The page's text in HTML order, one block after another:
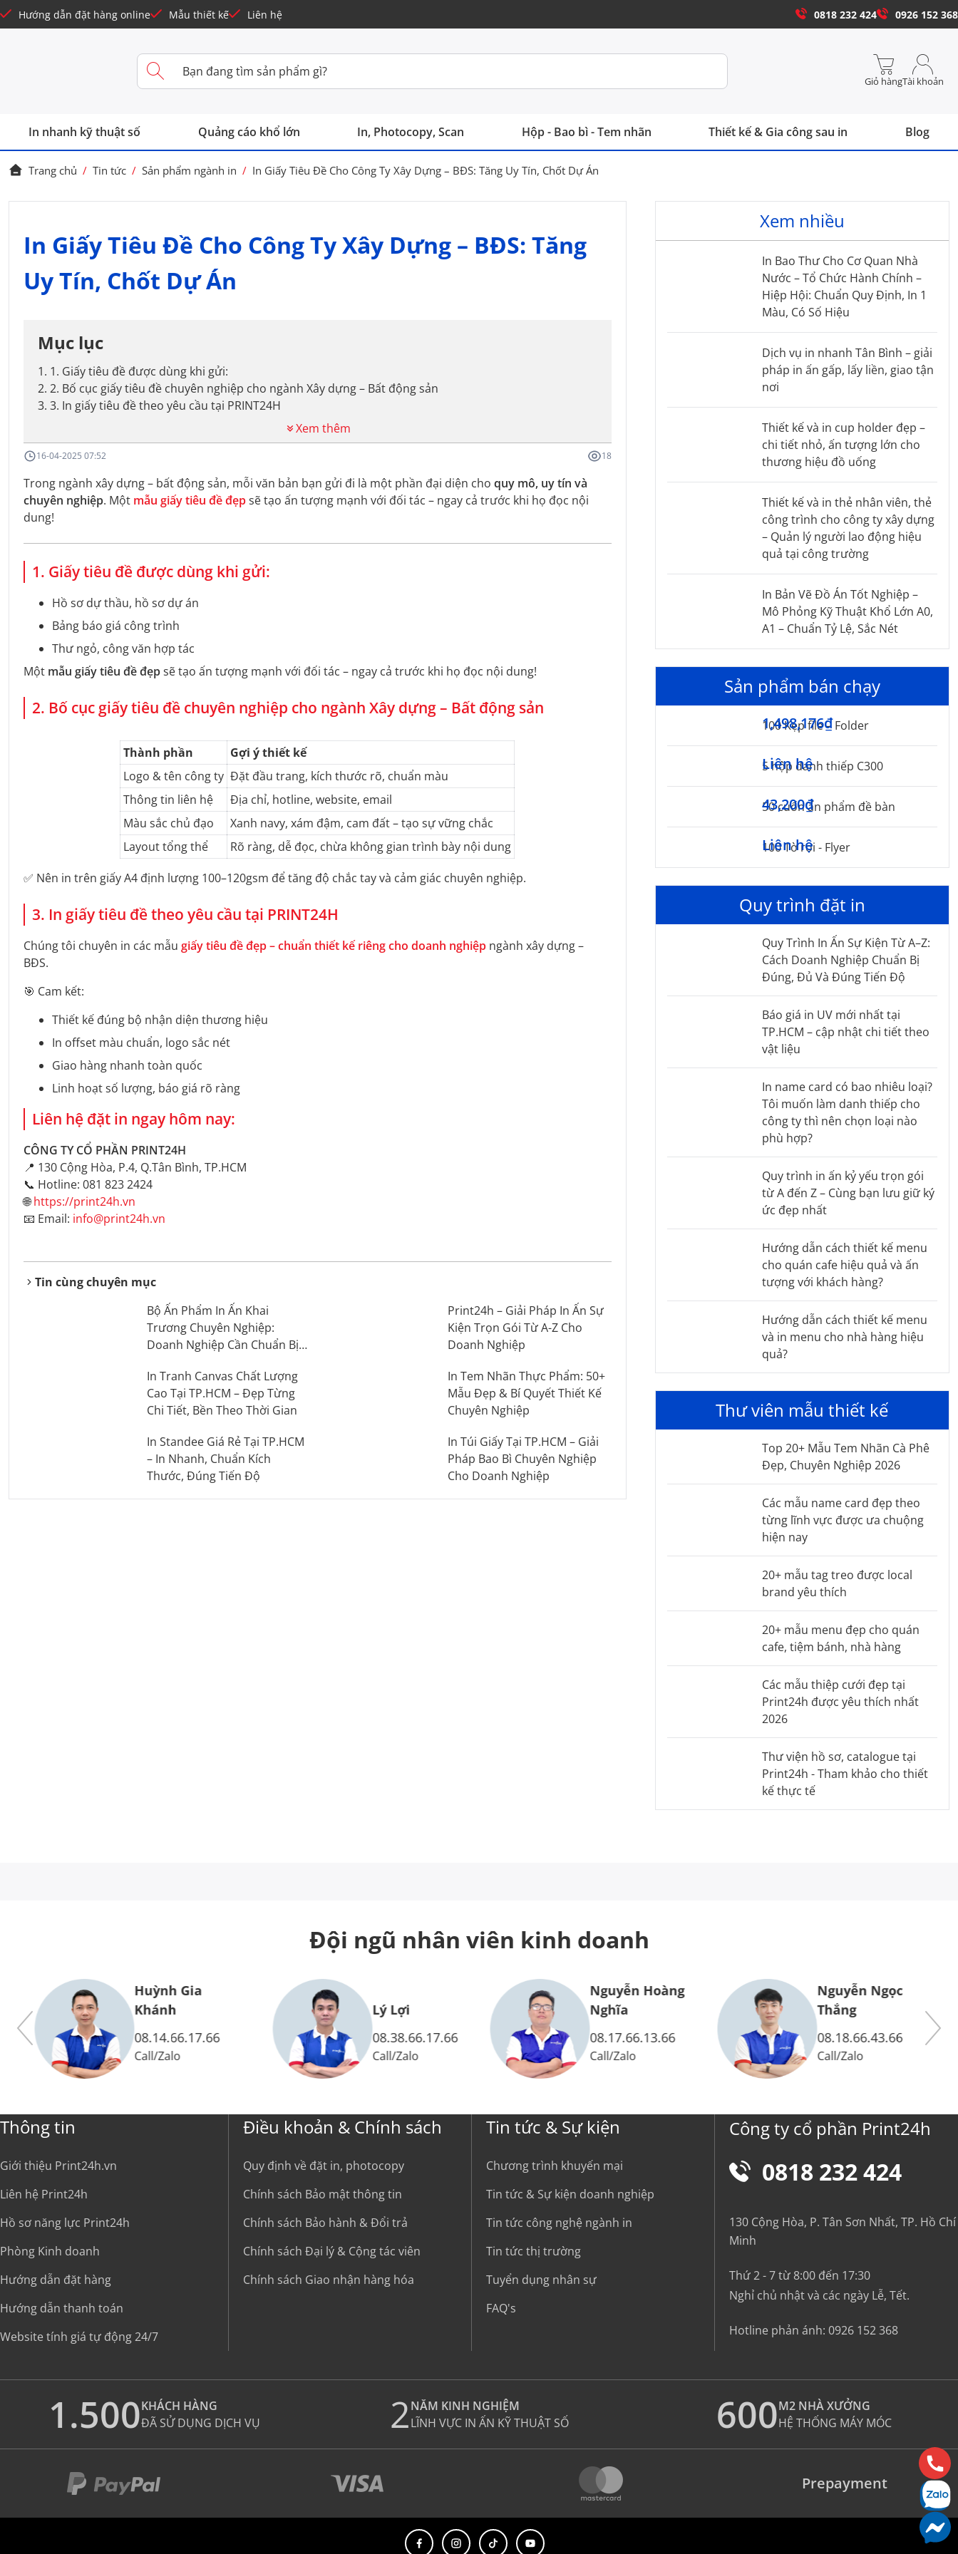
Hướng dẫn đặt hàng online Mẫu thiết kế Liên hệ 0818 232 424 0926 152 368
Giỏ hàngTài khoản
In nhanh kỹ thuật số Quảng cáo khổ lớn In, Photocopy, Scan Hộp - Bao bì - Tem nhãn Thiết kế & Gia công sau in Blog
Trang chủ / Tin tức / Sản phẩm ngành in / In Giấy Tiêu Đề Cho Công Ty Xây Dựng – BĐS: Tăng Uy Tín, Chốt Dự Án
In Giấy Tiêu Đề Cho Công Ty Xây Dựng – BĐS: Tăng
Uy Tín, Chốt Dự Án
Mục lục
1. 1. Giấy tiêu đề được dùng khi gửi:
2. 2. Bố cục giấy tiêu đề chuyên nghiệp cho ngành Xây dựng – Bất động sản
3. 3. In giấy tiêu đề theo yêu cầu tại PRINT24H
Xem thêm
16-04-2025 07:52 18
Trong ngành xây dựng – bất động sản, mỗi văn bản bạn gửi đi là một phần đại diện cho quy mô, uy tín và
chuyên nghiệp. Một mẫu giấy tiêu đề đẹpsẽ tạo ấn tượng mạnh với đối tác – ngay cả trước khi họ đọc nội
dung!
1. Giấy tiêu đề được dùng khi gửi:
Hồ sơ dự thầu, hồ sơ dự án
Bảng báo giá công trình
Thư ngỏ, công văn hợp tác
Một mẫu giấy tiêu đề đẹpsẽ tạo ấn tượng mạnh với đối tác – ngay cả trước khi họ đọc nội dung!
2. Bố cục giấy tiêu đề chuyên nghiệp cho ngành Xây dựng – Bất động sản
Thành phần
Gợi ý thiết kế
Logo & tên công ty Đặt đầu trang, kích thước rõ, chuẩn màu
Thông tin liên hệ
Địa chỉ, hotline, website, email
Màu sắc chủ đạo
Xanh navy, xám đậm, cam đất – tạo sự vững chắc
Layout tổng thể
Rõ ràng, dễ đọc, chừa không gian trình bày nội dung
✅ Nên in trên giấy A4 định lượng 100–120gsm để tăng độ chắc tay và cảm giác chuyên nghiệp.
3. In giấy tiêu đề theo yêu cầu tại PRINT24H
Chúng tôi chuyên in các mẫu giấy tiêu đề đẹp – chuẩn thiết kế riêng cho doanh nghiệp ngành xây dựng –
BĐS.
🎯 Cam kết:
Thiết kế đúng bộ nhận diện thương hiệu
In offset màu chuẩn, logo sắc nét
Giao hàng nhanh toàn quốc
Linh hoạt số lượng, báo giá rõ ràng
Liên hệ đặt in ngay hôm nay:
CÔNG TY CỔ PHẦN PRINT24H
📍 130 Cộng Hòa, P.4, Q.Tân Bình, TP.HCM
📞 Hotline: 081 823 2424
🌐https://print24h.vn
📧 Email: info@print24h.vn
Tin cùng chuyên mục
Bộ Ấn Phẩm In Ấn Khai
Trương Chuyên Nghiệp:
Doanh Nghiệp Cần Chuẩn Bị
Print24h – Giải Pháp In Ấn Sự
Kiện Trọn Gói Từ A-Z Cho
Doanh Nghiệp
In Tranh Canvas Chất Lượng
Cao Tại TP.HCM – Đẹp Từng
Chi Tiết, Bền Theo Thời Gian
In Tem Nhãn Thực Phẩm: 50+
Mẫu Đẹp & Bí Quyết Thiết Kế
Chuyên Nghiệp
In Standee Giá Rẻ Tại TP.HCM
– In Nhanh, Chuẩn Kích
Thước, Đúng Tiến Độ
In Túi Giấy Tại TP.HCM – Giải
Pháp Bao Bì Chuyên Nghiệp
Cho Doanh Nghiệp
Xem nhiều
In Bao Thư Cho Cơ Quan Nhà
Nước – Tổ Chức Hành Chính –
Hiệp Hội: Chuẩn Quy Định, In 1
Màu, Có Số Hiệu
Dịch vụ in nhanh Tân Bình – giải
pháp in ấn gấp, lấy liền, giao tận
nơi
Thiết kế và in cup holder đẹp –
chi tiết nhỏ, ấn tượng lớn cho
thương hiệu đồ uống
Thiết kế và in thẻ nhân viên, thẻ
công trình cho công ty xây dựng
– Quản lý người lao động hiệu
quả tại công trường
In Bản Vẽ Đồ Án Tốt Nghiệp –
Mô Phỏng Kỹ Thuật Khổ Lớn A0,
A1 – Chuẩn Tỷ Lệ, Sắc Nét
Sản phẩm bán chạy
100 Kẹp file – Folder
1,498,176₫
5 hộp danh thiếp C300
Liên hệ
50 cuốn ấn phẩm đề bàn
43,200₫
100 Tờ rơi - Flyer
Liên hệ
Quy trình đặt in
Quy Trình In Ấn Sự Kiện Từ A–Z:
Cách Doanh Nghiệp Chuẩn Bị
Đúng, Đủ Và Đúng Tiến Độ
Báo giá in UV mới nhất tại
TP.HCM – cập nhật chi tiết theo
vật liệu
In name card có bao nhiêu loại?
Tôi muốn làm danh thiếp cho
công ty thì nên chọn loại nào
phù hợp?
Quy trình in ấn kỷ yếu trọn gói
từ A đến Z – Cùng bạn lưu giữ ký
ức đẹp nhất
Hướng dẫn cách thiết kế menu
cho quán cafe hiệu quả và ấn
tượng với khách hàng?
Hướng dẫn cách thiết kế menu
và in menu cho nhà hàng hiệu
quả?
Thư viên mẫu thiết kế
Top 20+ Mẫu Tem Nhãn Cà Phê
Đẹp, Chuyên Nghiệp 2026
Các mẫu name card đẹp theo
từng lĩnh vực được ưa chuộng
hiện nay
20+ mẫu tag treo được local
brand yêu thích
20+ mẫu menu đẹp cho quán
cafe, tiệm bánh, nhà hàng
Các mẫu thiệp cưới đẹp tại
Print24h được yêu thích nhất
2026
Thư viện hồ sơ, catalogue tại
Print24h - Tham khảo cho thiết
kế thực tế
Đội ngũ nhân viên kinh doanh
Huỳnh Gia
Khánh
08.14.66.17.66
Call/ Zalo
Lý Lợi
08.38.66.17.66
Call/ Zalo
Nguyễn Hoàng
Nghĩa
08.17.66.13.66
Call/ Zalo
Nguyễn Ngọc
Thắng
08.18.66.43.66
Call/ Zalo
Thông tin
Giới thiệu Print24h.vn
Liên hệ Print24h
Hồ sơ năng lực Print24h
Phòng Kinh doanh
Hướng dẫn đặt hàng
Hướng dẫn thanh toán
Website tính giá tự động 24/7
Điều khoản & Chính sách
Quy định về đặt in, photocopy
Chính sách Bảo mật thông tin
Chính sách Bảo hành & Đổi trả
Chính sách Đại lý & Cộng tác viên
Chính sách Giao nhận hàng hóa
Tin tức & Sự kiện
Chương trình khuyến mại
Tin tức & Sự kiện doanh nghiệp
Tin tức công nghệ ngành in
Tin tức thị trường
Tuyển dụng nhân sự
FAQ's
Công ty cổ phần Print24h
0818 232 424
130 Cộng Hòa, P. Tân Sơn Nhất, TP. Hồ Chí
Minh
Thứ 2 - 7 từ 8:00 đến 17:30
Nghỉ chủ nhật và các ngày Lễ, Tết.
Hotline phản ánh: 0926 152 368
1.500KHÁCH HÀNG
ĐÃ SỬ DỤNG DỊCH VỤ
2NĂM KINH NGHIỆM
LĨNH VỰC IN ẤN KỸ THUẬT SỐ
600M2 NHÀ XƯỞNG
HỆ THỐNG MÁY MÓC
Prepayment